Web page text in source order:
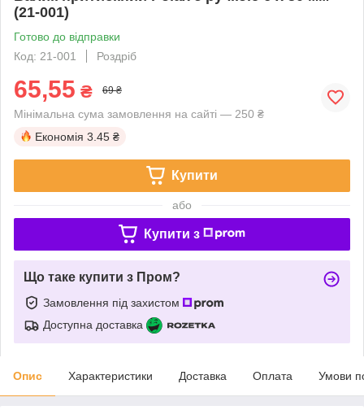
(21-001)
Готово до відправки
Код: 21-001
Роздріб
65,55 ₴ 69 ₴
Мінімальна сума замовлення на сайті — 250 ₴
Економія 3.45 ₴
Купити
або
Купити з
Що таке купити з Пром?
Замовлення під захистом
Доступна доставка
Опис Характеристики Доставка Оплата Умови